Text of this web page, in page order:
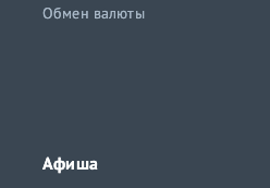
Обмен валюты
Афиша